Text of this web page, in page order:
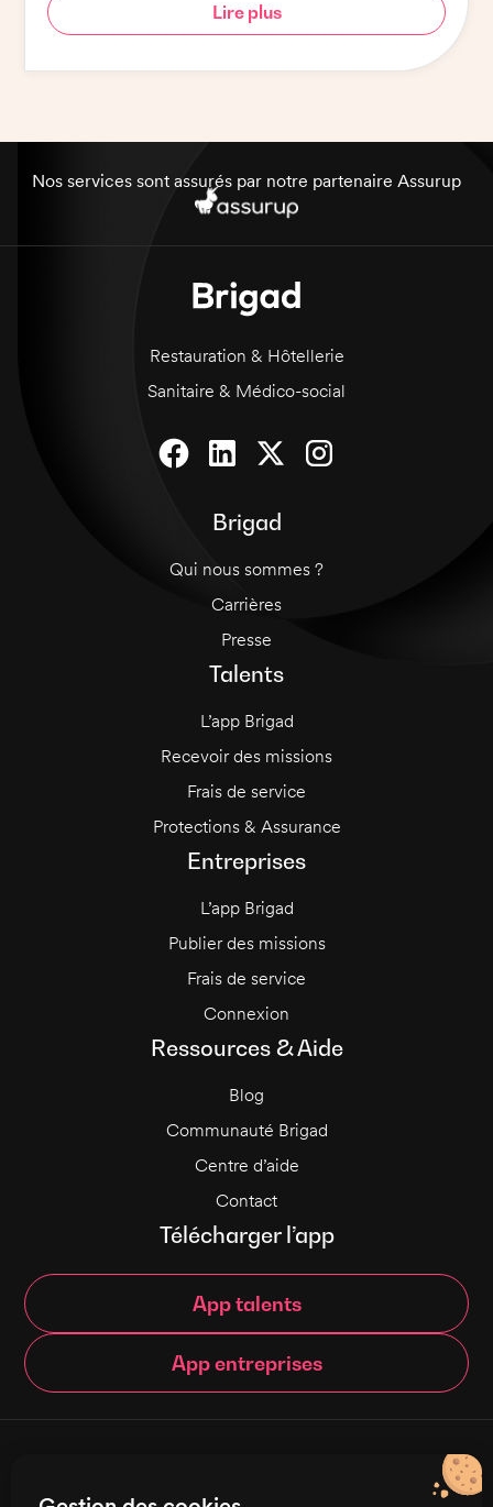
Lire plus
Nos services sont assurés par notre partenaire Assurup
Restauration & Hôtellerie
Sanitaire & Médico-social
Brigad
Qui nous sommes ?
Carrières
Presse
Talents
L’app Brigad
Recevoir des missions
Frais de service
Protections & Assurance
Entreprises
L’app Brigad
Publier des missions
Frais de service
Connexion
Ressources & Aide
Blog
Communauté Brigad
Centre d’aide
Contact
Télécharger l’app
App talents
App entreprises